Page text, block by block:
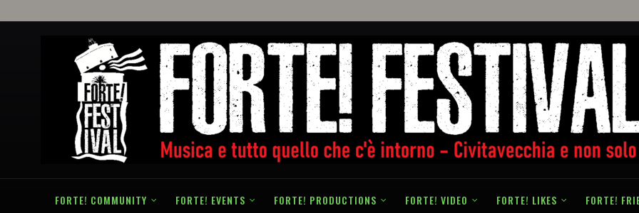
FORTE! COMMUNITY FORTE! EVENTS FORTE! PRODUCTIONS FORTE! VIDEO FORTE! LIKES FORTE!